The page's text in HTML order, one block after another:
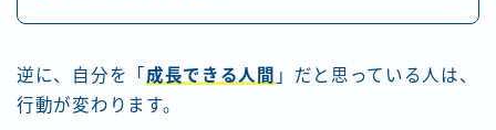
逆に、自分を「 成長できる人間 」だと思っている人は、
行動が変わります。